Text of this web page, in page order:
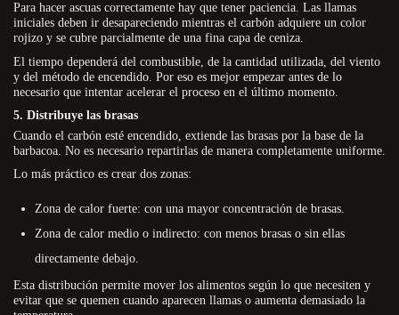
Para hacer ascuas correctamente hay que tener paciencia. Las llamas
iniciales deben ir desapareciendo mientras el carbón adquiere un color
rojizo y se cubre parcialmente de una fina capa de ceniza.
El tiempo dependerá del combustible, de la cantidad utilizada, del viento
y del método de encendido. Por eso es mejor empezar antes de lo
necesario que intentar acelerar el proceso en el último momento.
5. Distribuye las brasas
Cuando el carbón esté encendido, extiende las brasas por la base de la
barbacoa. No es necesario repartirlas de manera completamente uniforme.
Lo más práctico es crear dos zonas:
Zona de calor fuerte: con una mayor concentración de brasas.
Zona de calor medio o indirecto: con menos brasas o sin ellas
directamente debajo.
Esta distribución permite mover los alimentos según lo que necesiten y
evitar que se quemen cuando aparecen llamas o aumenta demasiado la